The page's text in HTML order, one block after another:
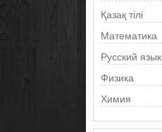
Қазақ тілі
Математика
Русский язык
Физика
Химия